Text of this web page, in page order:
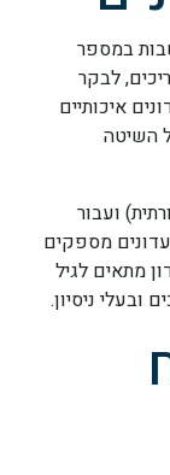
במספר
לבקר
איכותיים
השיטה
ועבור
מספקים
מתאים לגיל
ובעלי ניסיון.